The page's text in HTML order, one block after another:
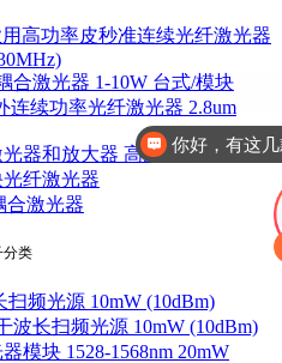
用高功率皮秒准连续光纤激光器
合激光器 1-10W 台式/模块
连续功率光纤激光器 2.8um
器和放大器 高达2W
光纤激光器
合激光器
分类
扫频光源 10mW (10dBm)
波长扫频光源 10mW (10dBm)
模块 1528-1568nm 20mW
你好，有这